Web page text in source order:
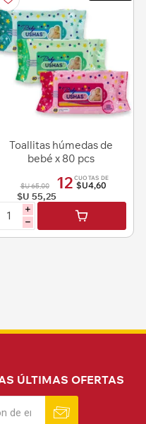
Toallitas húmedas de
bebé x 80 pcs
$U 65,00
$U 55,25
12 CUOTAS DE
$U4,60
i
h
ÚLTIMAS OFERTAS